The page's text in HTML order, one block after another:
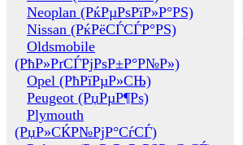
Neoplan (РќРµРѕРїР»Р°РЅ)
Nissan (РќРёСЃСЃР°РЅ)
Oldsmobile
(РћР»РґСЃРјРѕР±Р°Р№Р»)
Opel (РћРїРµР»СЊ)
Peugeot (РџРµР¶Рѕ)
Plymouth
(РџР»СЌР№РјР°СѓСЃ)